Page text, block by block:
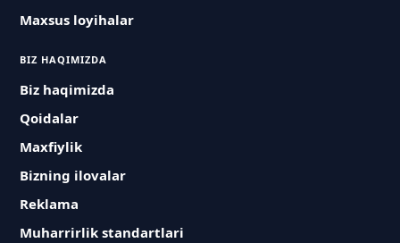
Maxsus loyihalar
BIZ HAQIMIZDA
Biz haqimizda
Qoidalar
Maxfiylik
Bizning ilovalar
Reklama
Muharrirlik standartlari